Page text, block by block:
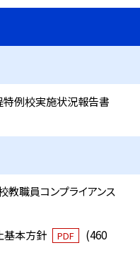
特例校実施状況報告書
教職員コンプライアンス
基本方針
PDF
(460